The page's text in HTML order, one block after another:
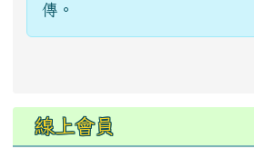
傳。
線上會員